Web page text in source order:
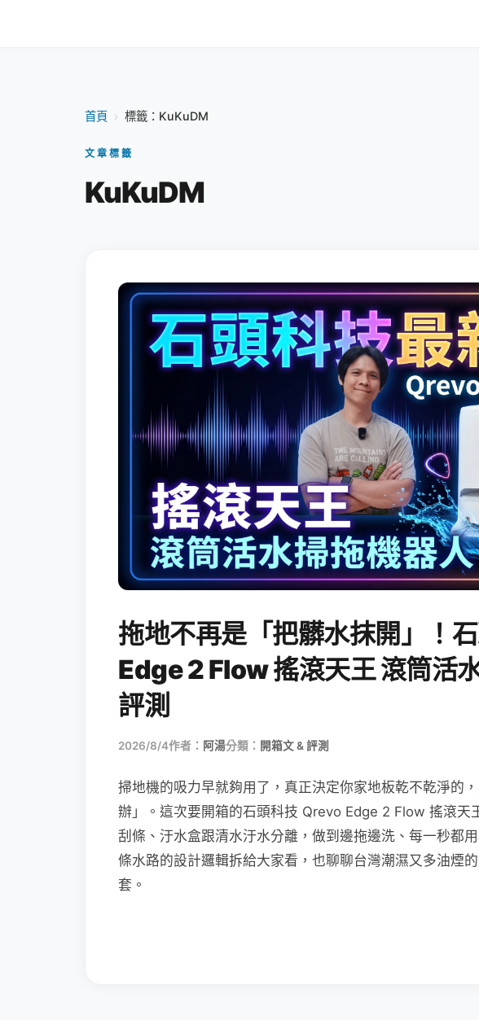
首頁 › 標籤：KuKuDM
文章標籤
KuKuDM
拖地不再是「把髒水抹開」！
Edge 2 Flow 搖滾天王 滾筒活
評測
2026/8/4作者： 阿湯分類： 開箱文 & 評測
掃地機的吸力早就夠用了，真正決定你家地板乾不乾淨的
辦」。這次要開箱的石頭科技 Qrevo Edge 2 Flow 搖滾天
刮條、汙水盒跟清水汙水分離，做到邊拖邊洗、每一秒都
條水路的設計邏輯拆給大家看，也聊聊台灣潮濕又多油煙
套。